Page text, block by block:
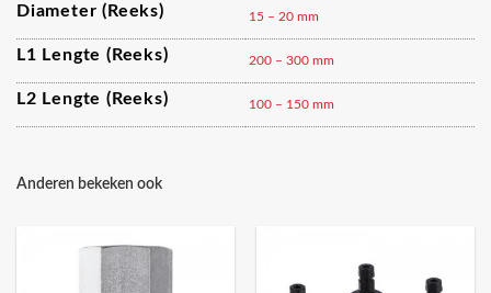
Diameter (reeks) 15 – 20 mm
L1 Lengte (reeks) 200 – 300 mm
L2 Lengte (reeks) 100 – 150 mm
Anderen bekeken ook